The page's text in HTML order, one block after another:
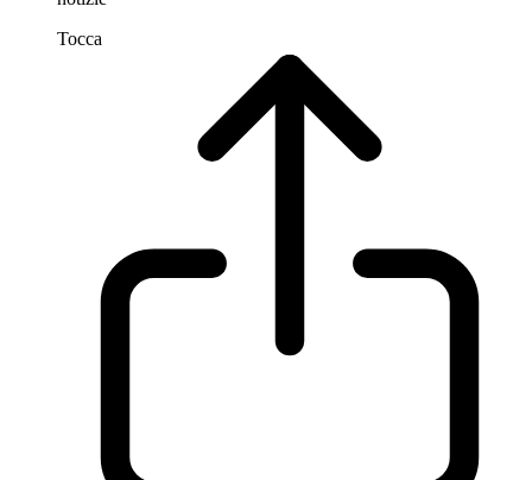
Tocca